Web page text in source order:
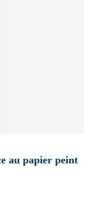
au papier peint